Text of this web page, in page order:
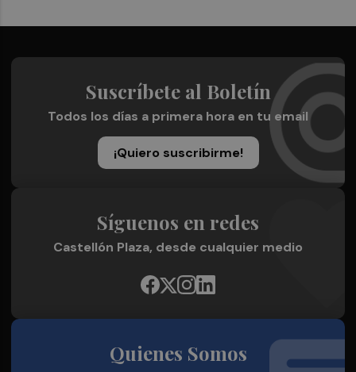
Suscríbete al Boletín
Todos los días a primera hora en tu email
¡Quiero suscribirme!
Síguenos en redes
Castellón Plaza, desde cualquier medio
Quienes Somos